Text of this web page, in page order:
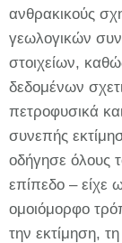
ανθρακικούς
γεωλογικών
στοιχείων,
δεδομένων
πετροφυσικά
συνεπής
οδήγησε όλους
επίπεδο – είχε
ομοιόμορφο
την εκτίμηση,